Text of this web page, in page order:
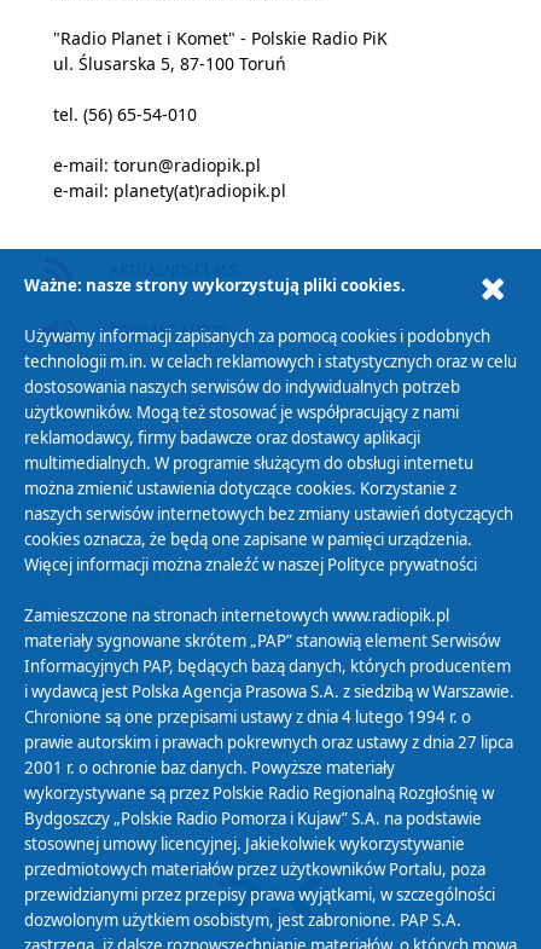
"Radio Planet i Komet" - Polskie Radio PiK
ul. Ślusarska 5, 87-100 Toruń
tel. (56) 65-54-010
e-mail: torun@radiopik.pl
e-mail: planety(at)radiopik.pl
PODCAST AUDIO
Polityka Prywatności
Zasady korzystania z Serwisu
Organizacje Pożytku Publicznego
Cyfryzacja DAB+
Polityka ochrony danych osobowych
Abonament
Zamówienia publiczne
Biuletyn Informacji Publicznej
Ważne: nasze strony wykorzystują pliki cookies.
Używamy informacji zapisanych za pomocą cookies i podobnych
technologii m.in. w celach reklamowych i statystycznych oraz w celu
dostosowania naszych serwisów do indywidualnych potrzeb
użytkowników. Mogą też stosować je współpracujący z nami
reklamodawcy, firmy badawcze oraz dostawcy aplikacji
multimedialnych. W programie służącym do obsługi internetu
można zmienić ustawienia dotyczące cookies. Korzystanie z
naszych serwisów internetowych bez zmiany ustawień dotyczących
cookies oznacza, że będą one zapisane w pamięci urządzenia.
Więcej informacji można znaleźć w naszej Polityce prywatności
Zamieszczone na stronach internetowych www.radiopik.pl
materiały sygnowane skrótem „PAP” stanowią element Serwisów
Informacyjnych PAP, będących bazą danych, których producentem
i wydawcą jest Polska Agencja Prasowa S.A. z siedzibą w Warszawie.
Chronione są one przepisami ustawy z dnia 4 lutego 1994 r. o
prawie autorskim i prawach pokrewnych oraz ustawy z dnia 27 lipca
2001 r. o ochronie baz danych. Powyższe materiały
wykorzystywane są przez Polskie Radio Regionalną Rozgłośnię w
Bydgoszczy „Polskie Radio Pomorza i Kujaw” S.A. na podstawie
stosownej umowy licencyjnej. Jakiekolwiek wykorzystywanie
przedmiotowych materiałów przez użytkowników Portalu, poza
przewidzianymi przez przepisy prawa wyjątkami, w szczególności
dozwolonym użytkiem osobistym, jest zabronione. PAP S.A.